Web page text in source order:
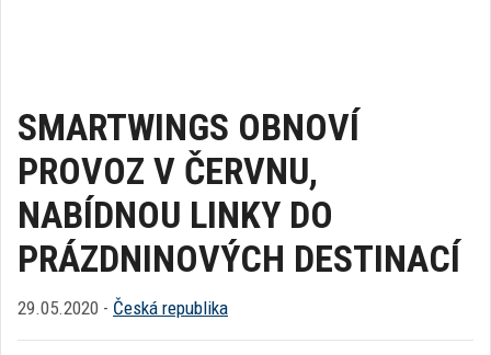
SMARTWINGS OBNOVÍ
PROVOZ V ČERVNU,
NABÍDNOU LINKY DO
PRÁZDNINOVÝCH DESTINACÍ
29.05.2020 - Česká republika